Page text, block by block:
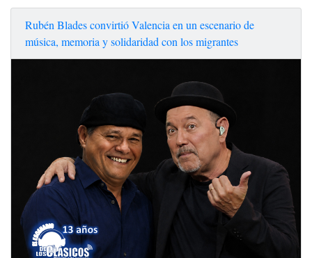
Rubén Blades convirtió Valencia en un escenario de
música, memoria y solidaridad con los migrantes